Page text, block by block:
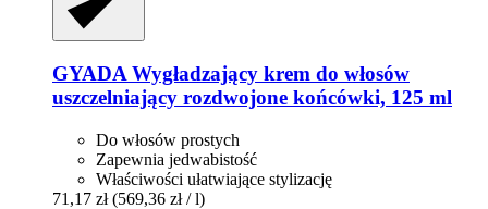
GYADA Wygładzający krem do włosów
uszczelniający rozdwojone końcówki, 125 ml
Do włosów prostych
Zapewnia jedwabistość
Właściwości ułatwiające stylizację
71,17 zł (569,36 zł / l)